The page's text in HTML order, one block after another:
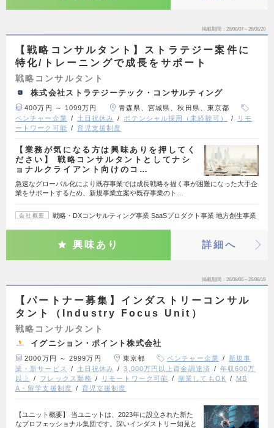
掲載期間 26/08/07～26/08/20
【戦略コンサルタント】ストラテジー案件に
特化/トレーニングで成長をサポート
戦略コンサルタント
株式会社ストラテジーテック・コンサルティング
400万円 ～ 1099万円
青森県、宮城県、秋田県、東京都
ベンチャー企業
土日祝休み ポテンシャル採用（未経験可）
リモ
ートワーク可能
育児支援制度
【業務が気になる方は興味ありを押してく
ださい】 戦略コンサルタントとしてナシ
ョナルクライアント向けのコ…
急速なグローバル化により既存事業では成長戦略を描く事が困難になった大手企
業をサポートするため、新規事業立案や既存事業のト…
会社概要 戦略・DXコンサルティング事業 SaaSプロダクト事業 地方創生事業
興味あり 詳細へ
掲載期間 26/08/06～26/08/19
【パートナー募集】インダストリーコンサル
タント（Industry Focus Unit）
戦略コンサルタント
イグニション・ポイント株式会社
2000万円 ～ 2999万円 東京都 ベンチャー企業
新規事
業・新サービス
土日祝休み 3,000万円以上資金調達済
年収600万
以上
フレックス勤務 リモートワーク可能 副業してもOK
MB
A・留学支援制度
育児支援制度
【ユニット概要】 当ユニットは、2023年に設立された新た
なプロフェッショナル集団です。深いインダストリー知見と